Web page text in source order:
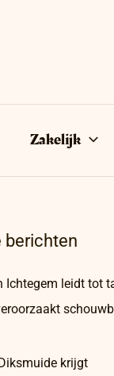
Zakelijk
berichten
Ichtegem leidt tot
krijgt